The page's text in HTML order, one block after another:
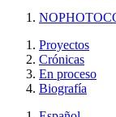
Proyectos
Crónicas
En proceso
Biografía